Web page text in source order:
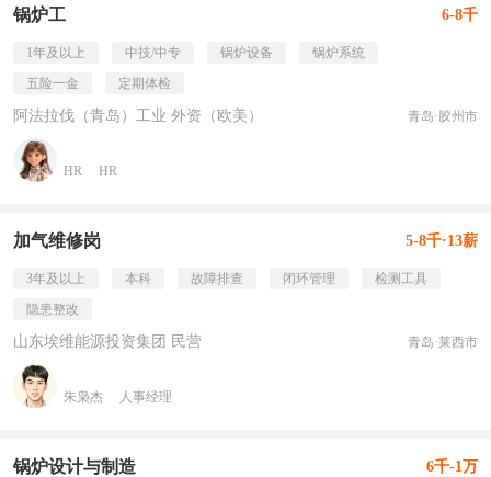
锅炉工 6-8千
1年及以上 中技/中专 锅炉设备
锅炉系统
五险一金
定期体检
阿法拉伐（青岛）工业 外资（欧美） 青岛·胶州市
HR HR
加气维修岗 5-8千·13薪
3年及以上 本科 故障排查 闭环管理
检测工具
隐患整改
山东埃维能源投资集团 民营 青岛·莱西市
朱枭杰 人事经理
锅炉设计与制造 6千-1万